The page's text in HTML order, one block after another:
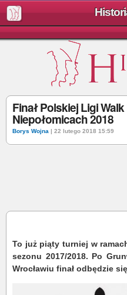
Finał Polskiej Ligi
Niepołomicach 2018
Borys Wojna | 22 lutego 2018 15:59
To już piąty turniej w
sezonu 2017/2018. Po
Wrocławiu finał odbędzie